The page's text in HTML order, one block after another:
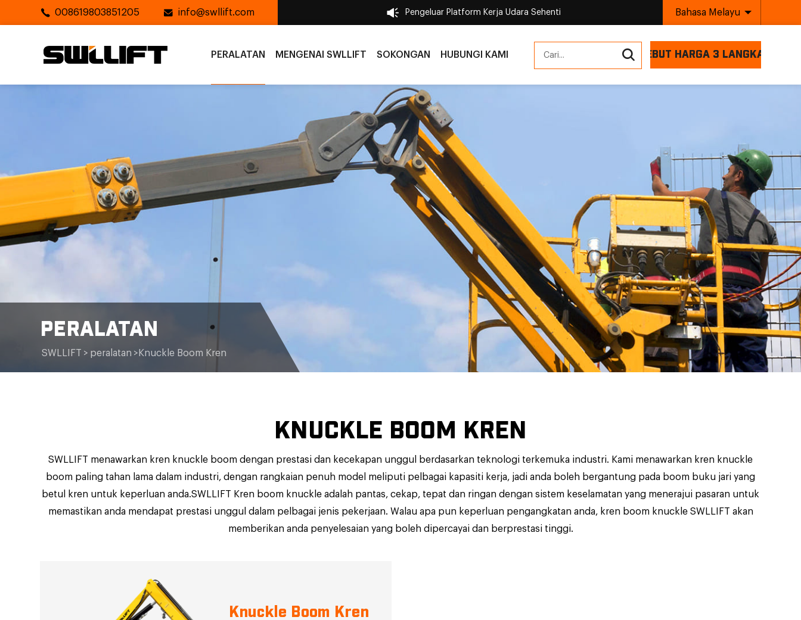
008619803851205 info@swllift.com Pengeluar Platform Kerja Udara Sehenti Bahasa Melayu
PERALATAN MENGENAI SWLLIFT SOKONGAN HUBUNGI KAMI SEBUT HARGA 3 LANGKAH
PERALATAN
SWLLIFT > peralatan > Knuckle Boom Kren
KNUCKLE BOOM KREN
SWLLIFT menawarkan kren knuckle boom dengan prestasi dan kecekapan unggul berdasarkan teknologi terkemuka industri. Kami menawarkan kren knuckle
boom paling tahan lama dalam industri, dengan rangkaian penuh model meliputi pelbagai kapasiti kerja, jadi anda boleh bergantung pada boom buku jari yang
betul kren untuk keperluan anda.SWLLIFT Kren boom knuckle adalah pantas, cekap, tepat dan ringan dengan sistem keselamatan yang menerajui pasaran untuk
memastikan anda mendapat prestasi unggul dalam pelbagai jenis pekerjaan. Walau apa pun keperluan pengangkatan anda, kren boom knuckle SWLLIFT akan
memberikan anda penyelesaian yang boleh dipercayai dan berprestasi tinggi.
Knuckle Boom Kren